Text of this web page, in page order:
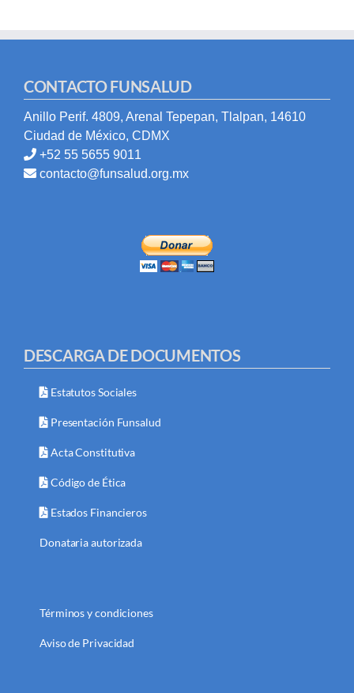
CONTACTO FUNSALUD
Anillo Perif. 4809, Arenal Tepepan, Tlalpan, 14610
Ciudad de México, CDMX
+52 55 5655 9011
contacto@funsalud.org.mx
DESCARGA DE DOCUMENTOS
Estatutos Sociales
Presentación Funsalud
Acta Constitutiva
Código de Ética
Estados Financieros
Donataria autorizada
Términos y condiciones
Aviso de Privacidad